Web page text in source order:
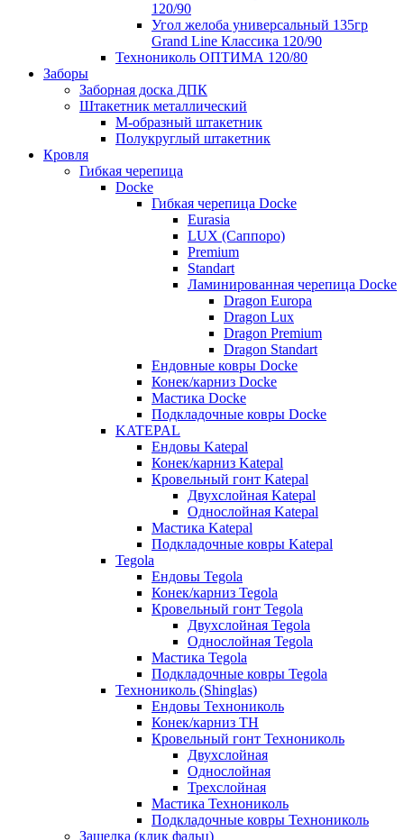
120/90
Угол желоба универсальный 135гр
Grand Line Классика 120/90
Технониколь ОПТИМА 120/80
Заборы
Заборная доска ДПК
Штакетник металлический
М-образный штакетник
Полукруглый штакетник
Кровля
Гибкая черепица
Docke
Гибкая черепица Docke
Eurasia
LUX (Саппоро)
Premium
Standart
Ламинированная черепица Docke
Dragon Europa
Dragon Lux
Dragon Premium
Dragon Standart
Ендовные ковры Docke
Конек/карниз Docke
Мастика Docke
Подкладочные ковры Docke
KATEPAL
Ендовы Katepal
Конек/карниз Katepal
Кровельный гонт Katepal
Двухслойная Katepal
Однослойная Katepal
Мастика Katepal
Подкладочные ковры Katepal
Tegola
Ендовы Tegola
Конек/карниз Tegola
Кровельный гонт Tegola
Двухслойная Tegola
Однослойная Tegola
Мастика Tegola
Подкладочные ковры Tegola
Технониколь (Shinglas)
Ендовы Технониколь
Конек/карниз ТН
Кровельный гонт Технониколь
Двухслойная
Однослойная
Трехслойная
Мастика Технониколь
Подкладочные ковры Технониколь
Защелка (клик фальц)